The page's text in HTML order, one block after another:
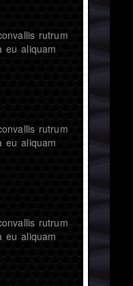
rutrum
eu aliquam
rutrum
eu aliquam
rutrum
eu aliquam